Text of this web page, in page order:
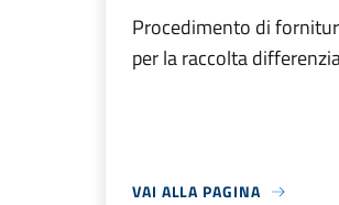
Procedimento di
per la raccolta
VAI ALLA PAGINA